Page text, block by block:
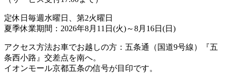
定休日 毎週水曜日、第2火曜日
夏季休業期間：2026年8月11日(火)～8月16日(日)
アクセス方法お車でお越しの方：五条通（国道9号線）『五
条西小路』交差点を南へ。
イオンモール京都五条の信号が目印です。